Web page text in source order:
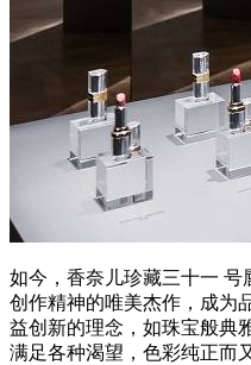
如今，香奈儿珍藏三十一
创作精神的唯美杰作，成为
益创新的理念，如珠宝般典
满足各种渴望，色彩纯正而